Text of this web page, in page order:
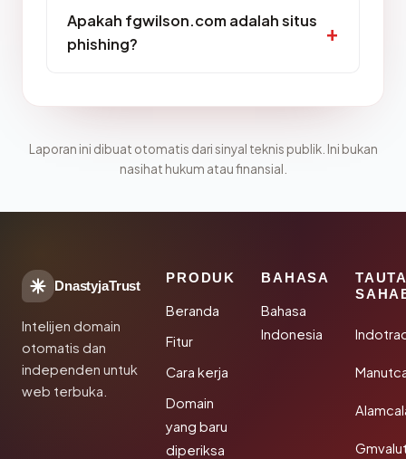
Apakah fgwilson.com adalah situs
phishing?
Laporan ini dibuat otomatis dari sinyal teknis publik. Ini bukan
nasihat hukum atau finansial.
DnastyjaTrust
Intelijen domain
otomatis dan
independen untuk
web terbuka.
PRODUK
Beranda
Fitur
Cara kerja
Domain
yang baru
diperiksa
BAHASA
Bahasa
Indonesia